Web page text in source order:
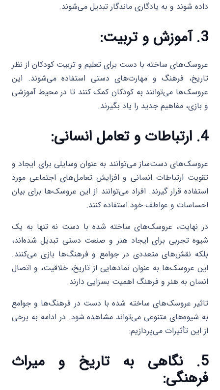
داده شوند و به یادگاری ماندگار تبدیل می‌شوند.
3. آموزش و تربیت:
عروسک‌های ساخته با دست برای تعلیم و تربیت کودکان از نظر
تاریخ، فرهنگ و مهارت‌های دستی استفاده می‌شوند. این
عروسک‌ها می‌توانند به کودکان کمک کنند تا در محیط آموزشی
و بازی، مفاهیم جدید را یاد بگیرند.
4. ارتباطات و تعامل انسانی:
عروسک‌های دست‌ساز می‌توانند به عنوان وسایلی برای ایجاد و
تقویت ارتباطات انسانی و افزایش تعامل‌های اجتماعی مورد
استفاده قرار گیرند. افراد می‌توانند از این عروسک‌ها برای بیان
احساسات و عواطف خود استفاده کنند.
در نهایت، عروسک‌های ساخته شده با دست نه تنها به یک
شیوه تجربی برای ایجاد هنر و صنعت دستی تبدیل شده‌اند،
بلکه نقش‌های متعددی در جوامع و فرهنگ‌ها بازی می‌کنند.
این عروسک‌ها به عنوان نمادهایی از تاریخ، خلاقیت، و اتصال
انسان به هنر و فرهنگ اهمیت بسزایی دارند.
تاثیر عروسک‌های ساخته شده با دست در فرهنگ‌ها و جوامع
به شیوه‌های متنوعی می‌تواند مشاهده شود. در ادامه به برخی
از این تأثیرات می‌پردازیم:
5. نگاهی به تاریخ و میراث
فرهنگی: